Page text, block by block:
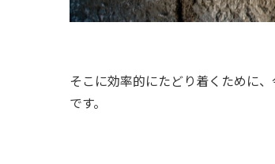
そこに効率的にたどり着くために
です。